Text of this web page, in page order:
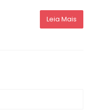
Leia Mais